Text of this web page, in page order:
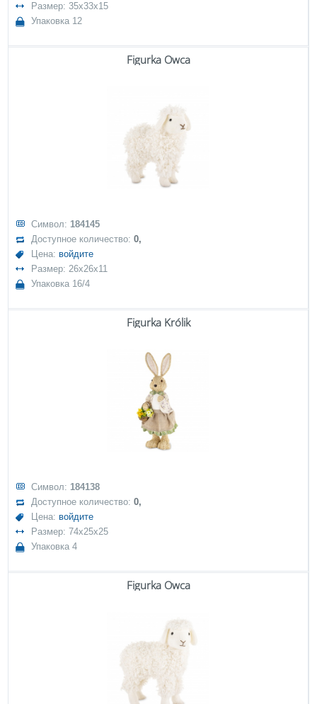
Размер: 35x33x15
Упаковка 12
Figurka Owca
Символ: 184145
Доступное количество:0,
Цена: войдите
Размер: 26x26x11
Упаковка 16/4
Figurka Królik
Символ: 184138
Доступное количество:0,
Цена: войдите
Размер: 74x25x25
Упаковка 4
Figurka Owca